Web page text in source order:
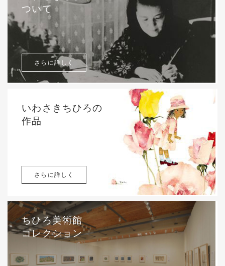
ついて
さらに詳しく
いわさきちひろの
作品
さらに詳しく
ちひろ美術館
コレクション